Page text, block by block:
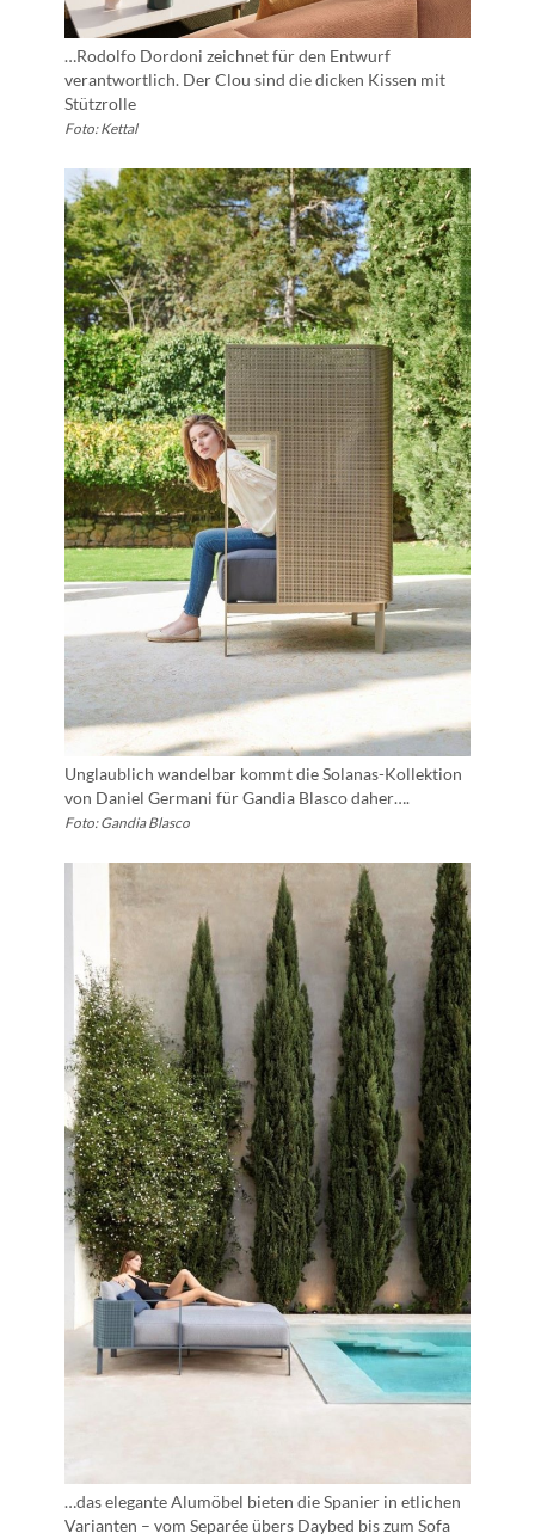
…Rodolfo Dordoni zeichnet für den Entwurf
verantwortlich. Der Clou sind die dicken Kissen mit
Stützrolle
Foto: Kettal
Unglaublich wandelbar kommt die Solanas-Kollektion
von Daniel Germani für Gandia Blasco daher….
Foto: Gandia Blasco
…das elegante Alumöbel bieten die Spanier in etlichen
Varianten – vom Separée übers Daybed bis zum Sofa